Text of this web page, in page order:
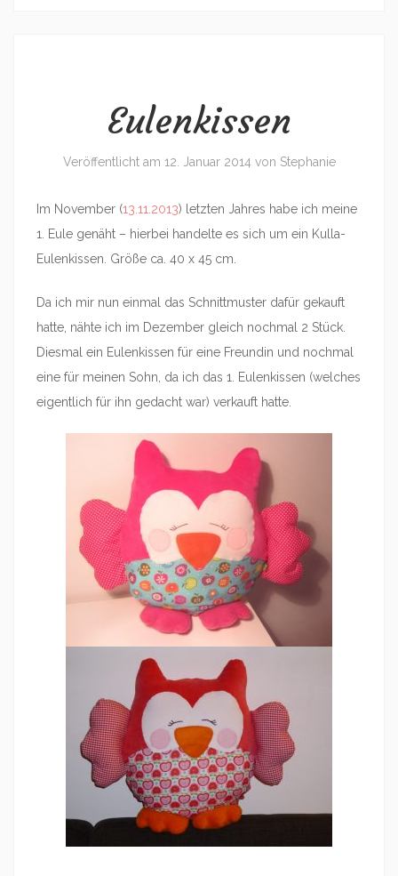
Eulenkissen
Veröffentlicht am 12. Januar 2014 von Stephanie
Im November (13.11.2013) letzten Jahres habe ich meine
1. Eule genäht – hierbei handelte es sich um ein Kulla-
Eulenkissen. Größe ca. 40 x 45 cm.
Da ich mir nun einmal das Schnittmuster dafür gekauft
hatte, nähte ich im Dezember gleich nochmal 2 Stück.
Diesmal ein Eulenkissen für eine Freundin und nochmal
eine für meinen Sohn, da ich das 1. Eulenkissen (welches
eigentlich für ihn gedacht war) verkauft hatte.